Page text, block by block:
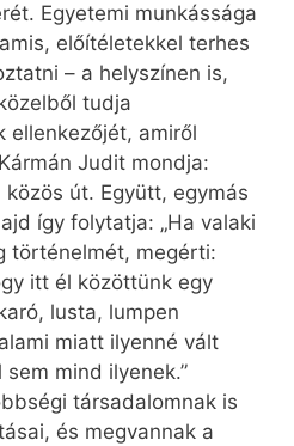
Egyetemi munkássága
előítéletekkel terhes
– a helyszínen is,
tudja
ellenkezőjét, amiről
Judit mondja:
közös út. Együtt, egymás
így folytatja: „Ha valaki
történelmét, megérti:
itt él közöttünk egy
lusta, lumpen
miatt ilyenné vált
mind ilyenek.”
társadalomnak is
és megvannak a